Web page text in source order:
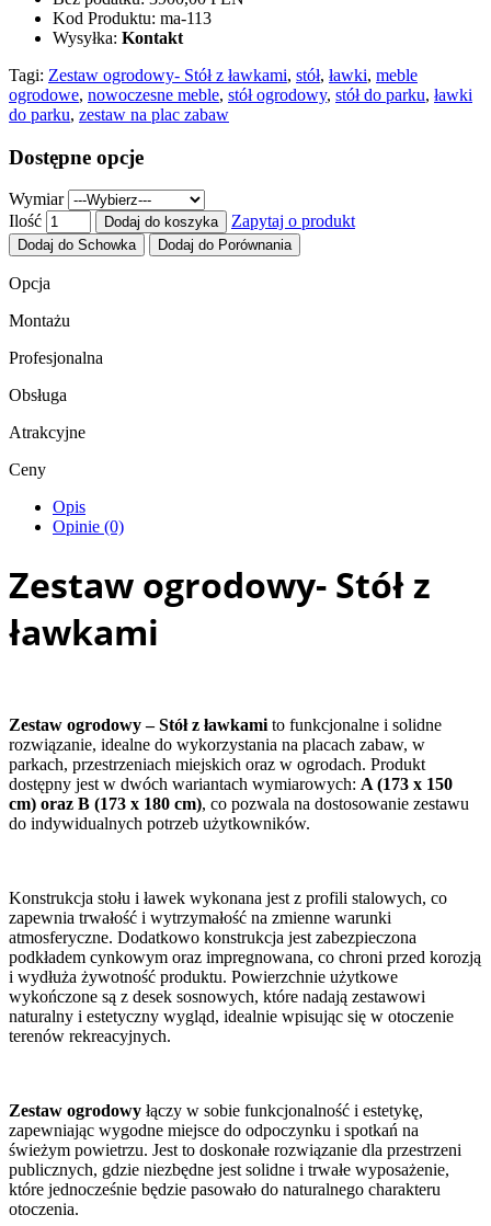
Kod Produktu: ma-113
Wysyłka: Kontakt
Tagi: Zestaw ogrodowy- Stół z ławkami, stół, ławki, meble
ogrodowe, nowoczesne meble, stół ogrodowy, stół do parku, ławki
do parku, zestaw na plac zabaw
Dostępne opcje
Wymiar
Ilość
Dodaj do koszyka Zapytaj o produkt
Dodaj do Schowka Dodaj do Porównania
Opcja
Montażu
Profesjonalna
Obsługa
Atrakcyjne
Ceny
Opis
Opinie (0)
Zestaw ogrodowy- Stół z
ławkami
Zestaw ogrodowy – Stół z ławkami to funkcjonalne i solidne
rozwiązanie, idealne do wykorzystania na placach zabaw, w
parkach, przestrzeniach miejskich oraz w ogrodach. Produkt
dostępny jest w dwóch wariantach wymiarowych: A (173 x 150
cm) oraz B (173 x 180 cm), co pozwala na dostosowanie zestawu
do indywidualnych potrzeb użytkowników.
Konstrukcja stołu i ławek wykonana jest z profili stalowych, co
zapewnia trwałość i wytrzymałość na zmienne warunki
atmosferyczne. Dodatkowo konstrukcja jest zabezpieczona
podkładem cynkowym oraz impregnowana, co chroni przed korozją
i wydłuża żywotność produktu. Powierzchnie użytkowe
wykończone są z desek sosnowych, które nadają zestawowi
naturalny i estetyczny wygląd, idealnie wpisując się w otoczenie
terenów rekreacyjnych.
Zestaw ogrodowy łączy w sobie funkcjonalność i estetykę,
zapewniając wygodne miejsce do odpoczynku i spotkań na
świeżym powietrzu. Jest to doskonałe rozwiązanie dla przestrzeni
publicznych, gdzie niezbędne jest solidne i trwałe wyposażenie,
które jednocześnie będzie pasowało do naturalnego charakteru
otoczenia.